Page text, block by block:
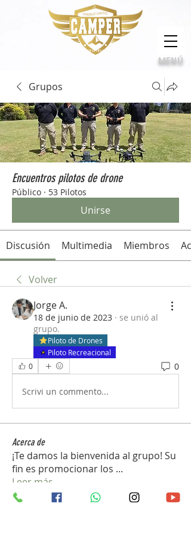
Calidad, compromiso e innovación
MENÚ
Grupos
Encuentros pilotos de drone
Público · 53 Pilotos
Unirse
Discusión Multimedia Miembros
Volver
Jorge A.
18 de junio de 2023 · se unió al
grupo.
Piloto de Drones
Piloto Recreacional
0
0
Scrivi un commento...
Acerca de
¡Te damos la bienvenida al grupo! Su
fin es promocionar los ...
Leer más